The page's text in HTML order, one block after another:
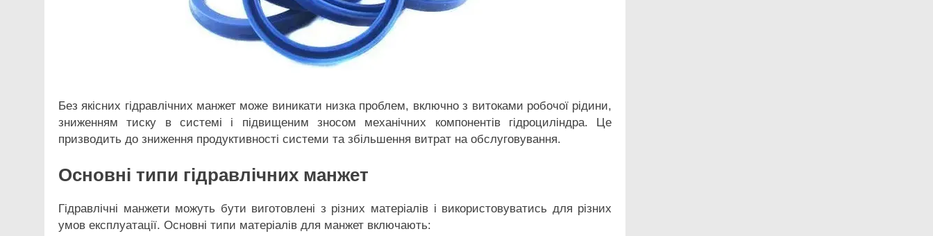
Без якісних гідравлічних манжет може виникати низка проблем, включно з витоками робочої рідини,
зниженням тиску в системі і підвищеним зносом механічних компонентів гідроциліндра. Це
призводить до зниження продуктивності системи та збільшення витрат на обслуговування.
Основні типи гідравлічних манжет
Гідравлічні манжети можуть бути виготовлені з різних матеріалів і використовуватись для різних
умов експлуатації. Основні типи матеріалів для манжет включають: